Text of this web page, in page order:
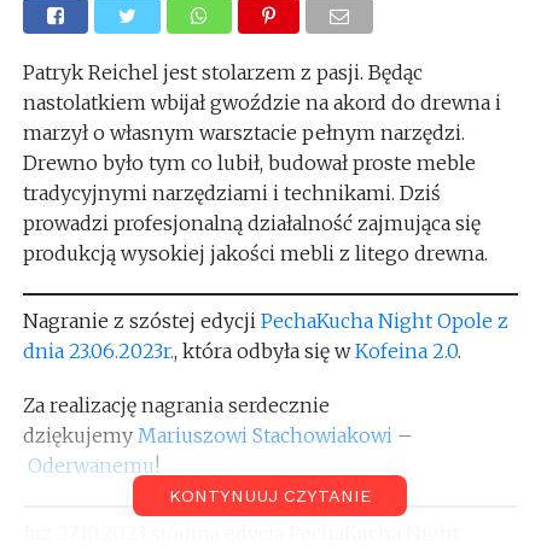
Patryk Reichel jest stolarzem z pasji. Będąc
nastolatkiem wbijał gwoździe na akord do drewna i
marzył o własnym warsztacie pełnym narzędzi.
Drewno było tym co lubił, budował proste meble
tradycyjnymi narzędziami i technikami. Dziś
prowadzi profesjonalną działalność zajmująca się
produkcją wysokiej jakości mebli z litego drewna.
Nagranie z szóstej edycji PechaKucha Night Opole z
dnia 23.06.2023r., która odbyła się wKofeina 2.0.
Za realizację nagrania serdecznie
dziękujemy Mariuszowi Stachowiakowi–
Oderwanemu!
KONTYNUUJ CZYTANIE